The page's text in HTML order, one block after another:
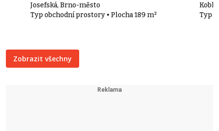
Josefská, Brno-město
Typ obchodní prostory • Plocha 189 m²
Typ
Zobrazit všechny